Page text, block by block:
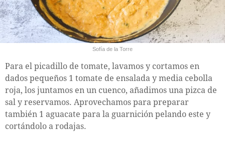
Sofía de la Torre
Para el picadillo de tomate, lavamos y cortamos en
dados pequeños 1 tomate de ensalada y media cebolla
roja, los juntamos en un cuenco, añadimos una pizca de
sal y reservamos. Aprovechamos para preparar
también 1 aguacate para la guarnición pelando este y
cortándolo a rodajas.